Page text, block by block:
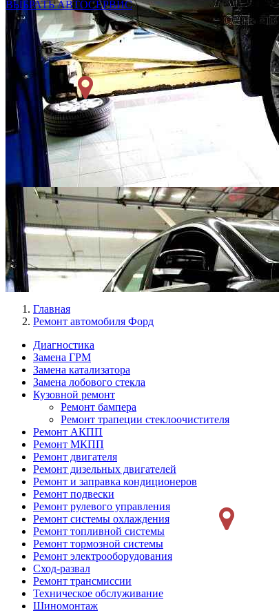
ВЫБРАТЬ АВТОСЕРВИС
Главная
Ремонт автомобиля Форд
Меню
Ремонт
слева
Диагностика
Замена ГРМ
Замена катализатора
Замена лобового стекла
Кузовной ремонт
Ремонт бампера
Ремонт трапеции стеклоочистителя
Ремонт АКПП
Ремонт МКПП
Ремонт двигателя
Ремонт дизельных двигателей
Ремонт и заправка кондиционеров
Ремонт подвески
Ремонт рулевого управления
Ремонт системы охлаждения
Ремонт топливной системы
Ремонт тормозной системы
Ремонт электрооборудования
Сход-развал
Ремонт трансмиссии
Техническое обслуживание
Шиномонтаж